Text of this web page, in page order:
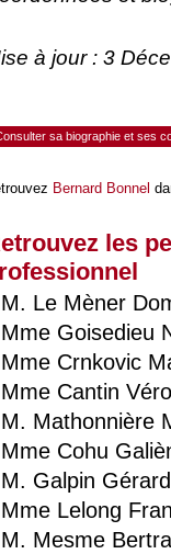
à jour : 3
sa biographie et ses
Bernard Bonnel
les
M. Le Mèner
Mme Goisedieu
Mme Crnkovic
Mme Cantin
M. Mathonnière
Mme Cohu
M. Galpin Gérard
Mme Lelong
M. Mesme